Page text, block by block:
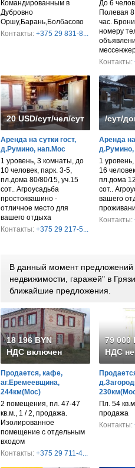
Командированным в
Дубровно
Оршу,Барань,Болбасово
Контакты: +375 29 831-8...
До 6
Полевая
час.
номеру
Контакты:
20 USD/сут/чел/сут/дом
Аренда на сутки гост,
д.Румино, нап.Мос
1 уровень, 3 комнаты, до
10 человек, парк. 3-5,
пл.дома 80/80/15, уч.15
сот.. Агроусадьба
простоквашино -
отличное место для
вашего отдыха
Контакты: +375 29 217-5...
/сут/
Аренда
1
16
пл.дома
сот..
вашего
Контакты:
В данный момент
недвижимости, гаражей" в
ближайшие предложения.
18 196 BYN
НДС включен
Продается, кафе,
аг.Еремеевщина,
244км(Мос)
2 помещения, пл. 47-47
кв.м., 1 / 2, продажа.
Изолированное
помещение с отдельным
входом
Контакты: +375 29 711-4...
79 000
НДС
Пл. 54
продажа
Контакты: